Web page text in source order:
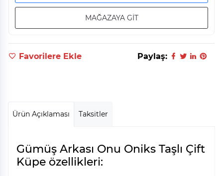
MAĞAZAYA GİT
Favorilere Ekle Paylaş:
Ürün Açıklaması Taksitler
Gümüş Arkası Onu Oniks Taşlı Çift
Küpe özellikleri: